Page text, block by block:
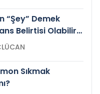
“Şey” Demek
Belirtisi Olabilir
Sıkmak